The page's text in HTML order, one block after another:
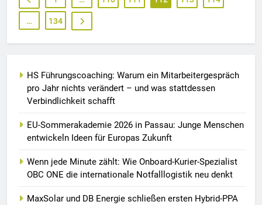
… 134
HS Führungscoaching: Warum ein Mitarbeitergespräch
pro Jahr nichts verändert – und was stattdessen
Verbindlichkeit schafft
EU-Sommerakademie 2026 in Passau: Junge Menschen
entwickeln Ideen für Europas Zukunft
Wenn jede Minute zählt: Wie Onboard-Kurier-Spezialist
OBC ONE die internationale Notfalllogistik neu denkt
MaxSolar und DB Energie schließen ersten Hybrid-PPA